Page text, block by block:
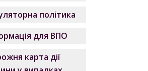
політика
для ВПО
карта дії